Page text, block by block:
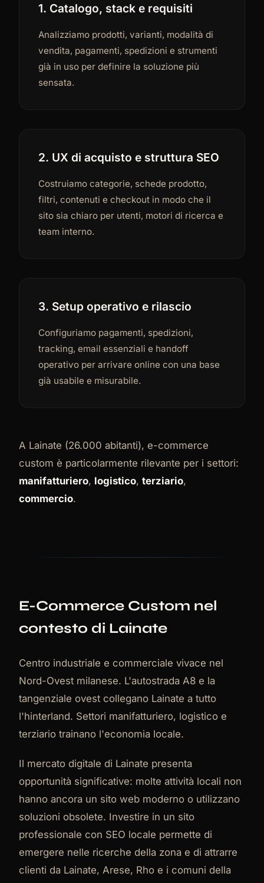
1. Catalogo, stack e requisiti
Analizziamo prodotti, varianti, modalità di
vendita, pagamenti, spedizioni e strumenti
già in uso per definire la soluzione più
sensata.
2. UX di acquisto e struttura SEO
Costruiamo categorie, schede prodotto,
filtri, contenuti e checkout in modo che il
sito sia chiaro per utenti, motori di ricerca e
team interno.
3. Setup operativo e rilascio
Configuriamo pagamenti, spedizioni,
tracking, email essenziali e handoff
operativo per arrivare online con una base
già usabile e misurabile.
A Lainate (26.000 abitanti), e-commerce
custom è particolarmente rilevante per i settori:
manifatturiero, logistico, terziario,
commercio.
E-Commerce Custom nel
contesto di Lainate
Centro industriale e commerciale vivace nel
Nord-Ovest milanese. L'autostrada A8 e la
tangenziale ovest collegano Lainate a tutto
l'hinterland. Settori manifatturiero, logistico e
terziario trainano l'economia locale.
Il mercato digitale di Lainate presenta
opportunità significative: molte attività locali non
hanno ancora un sito web moderno o utilizzano
soluzioni obsolete. Investire in un sito
professionale con SEO locale permette di
emergere nelle ricerche della zona e di attrarre
clienti da Lainate, Arese, Rho e i comuni della